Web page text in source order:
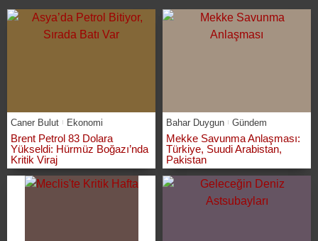
Caner Bulut Ekonomi
Brent Petrol 83 Dolara
Yükseldi: Hürmüz Boğazı’nda
Kritik Viraj
Bahar Duygun Gündem
Mekke Savunma Anlaşması:
Türkiye, Suudi Arabistan,
Pakistan